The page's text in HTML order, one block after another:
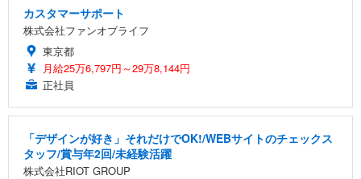
カスタマーサポート
株式会社ファンオブライフ
東京都
月給25万6,797円～29万8,144円
正社員
「デザインが好き」それだけでOK!/WEBサイトのチェックス
タッフ/賞与年2回/未経験活躍
株式会社RIOT GROUP